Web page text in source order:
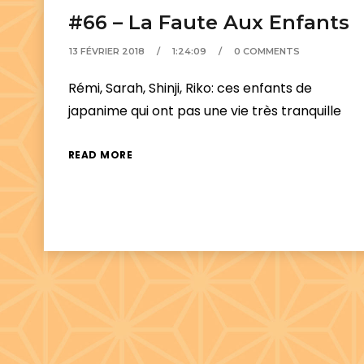
#66 – La Faute Aux Enfants
13 FÉVRIER 2018 1:24:09 0 COMMENTS
Rémi, Sarah, Shinji, Riko: ces enfants de
japanime qui ont pas une vie très tranquille
READ MORE